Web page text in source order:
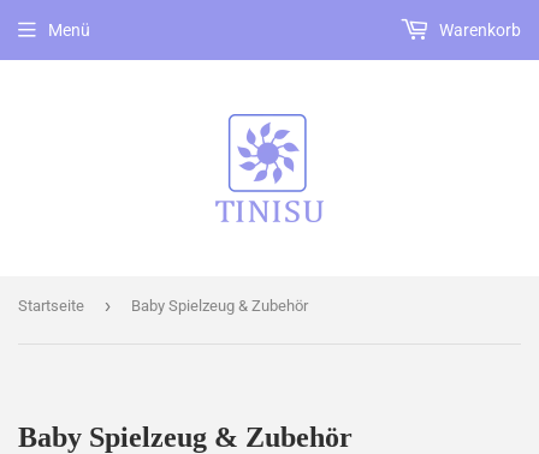
Menü Warenkorb
Startseite › Baby Spielzeug & Zubehör
Baby Spielzeug & Zubehör